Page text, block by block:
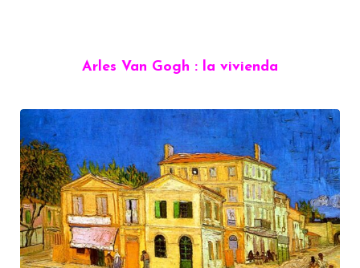
Arles Van Gogh : la vivienda